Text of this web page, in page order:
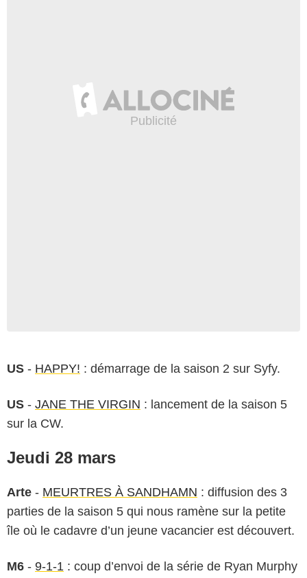
US - HAPPY! : démarrage de la saison 2 sur Syfy.
US - JANE THE VIRGIN : lancement de la saison 5
sur la CW.
Jeudi 28 mars
Arte - MEURTRES À SANDHAMN : diffusion des 3
parties de la saison 5 qui nous ramène sur la petite
île où le cadavre d’un jeune vacancier est découvert.
M6 - 9-1-1 : coup d’envoi de la série de Ryan Murphy